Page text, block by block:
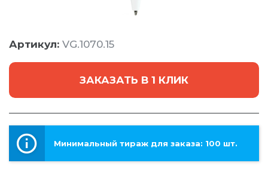
Артикул: VG.1070.15
ЗАКАЗАТЬ В 1 КЛИК
Минимальный тираж для заказа: 100 шт.